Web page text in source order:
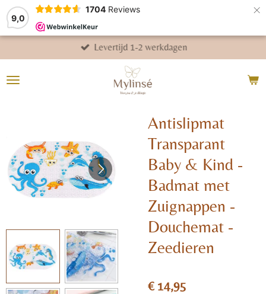
9,0
1704 Reviews ×
Levertijd 1-2 werkdagen
Antislipmat
Transparant
Baby & Kind -
Badmat met
Zuignappen -
Douchemat -
Zeedieren
€ 14,95